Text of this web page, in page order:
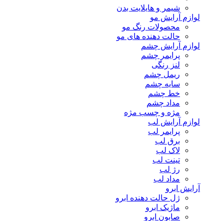
شیمر و هایلایت بدن
لوازم آرایش مو
محصولات رنگ مو
حالت دهنده های مو
لوازم آرایش چشم
پرایمر چشم
لنز رنگی
ریمل چشم
سایه چشم
خط چشم
مداد چشم
مژه و چسب مژه
لوازم آرایش لب
پرایمر لب
برق لب
لاک لب
تینت لب
رژ لب
مداد لب
آرایش ابرو
ژل حالت دهنده ابرو
ماژیک ابرو
صابون ابرو